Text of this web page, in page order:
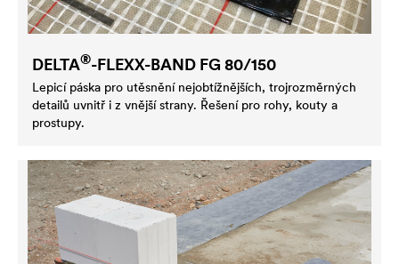
DELTA®-FLEXX-BAND FG 80/150
Lepicí páska pro utěsnění nejobtížnějších, trojrozměrných
detailů uvnitř i z vnější strany. Řešení pro rohy, kouty a
prostupy.